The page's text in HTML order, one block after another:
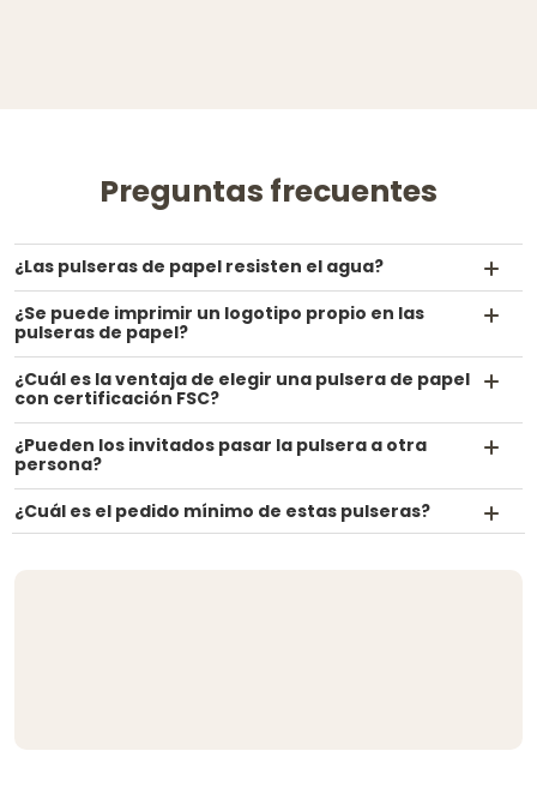
Preguntas frecuentes
¿Las pulseras de papel resisten el agua?
¿Se puede imprimir un logotipo propio en las
pulseras de papel?
¿Cuál es la ventaja de elegir una pulsera de papel
con certificación FSC?
¿Pueden los invitados pasar la pulsera a otra
persona?
¿Cuál es el pedido mínimo de estas pulseras?